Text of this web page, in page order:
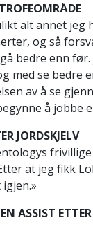
alt annet jeg
og så
bedre enn
med se bedre
av å se
å jobbe
JORDSKJELV
at jeg fikk
ASSIST